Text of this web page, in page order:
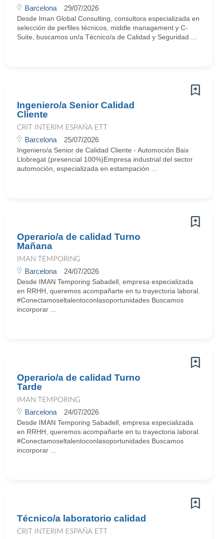
Barcelona 29/07/2026
Desde Iman Global Consulting, consultora especializada en
selección de perfiles técnicos, middle management y C-
Suite, buscamos un/a Técnico/a de Calidad y Seguridad ...
Ingeniero/a Senior Calidad
Cliente
CRIT INTERIM ESPAÑA ETT
Barcelona 25/07/2026
Ingeniero/a Senior de Calidad Cliente - Automoción Baix
Llobregat (presencial 100%)Empresa industrial del sector
automoción, especializada en estampación ...
Operario/a de calidad Turno
Mañana
IMAN TEMPORING
Barcelona 24/07/2026
Desde IMAN Temporing Sabadell, empresa especializada
en RRHH, queremos acompañarte en tu trayectoria laboral.
#Conectamoseltalentoconlasoportunidades Buscamos
incorporar ...
Operario/a de calidad Turno
Tarde
IMAN TEMPORING
Barcelona 24/07/2026
Desde IMAN Temporing Sabadell, empresa especializada
en RRHH, queremos acompañarte en tu trayectoria laboral.
#Conectamoseltalentoconlasoportunidades Buscamos
incorporar ...
Técnico/a laboratorio calidad
CRIT INTERIM ESPAÑA ETT